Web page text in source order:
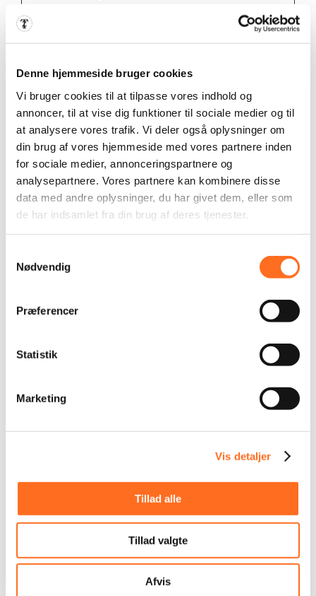
Denne hjemmeside bruger cookies
Vi bruger cookies til at tilpasse vores indhold og
annoncer, til at vise dig funktioner til sociale medier og til
at analysere vores trafik. Vi deler også oplysninger om
din brug af vores hjemmeside med vores partnere inden
for sociale medier, annonceringspartnere og
analysepartnere. Vores partnere kan kombinere disse
data med andre oplysninger, du har givet dem, eller som
de har indsamlet fra din brug af deres tjenester.
Nødvendig
Præferencer
Statistik
Marketing
Vis detaljer
Tillad alle
Tillad valgte
Afvis
værdifulde for udgivere og tredjeparts-annoncører.
Navn Udbyder Formål
__Secure-
ROLLOU
T_TOKEN
YouTube
Benyttes til
indsamling data
omhandlende
brugerens interaktion
med indlejret
indhold.
180
dage
__Secure-
YouTube
Gemmer brugerens
180
forskellige reklame-
tjenester, herunder
realtids-bud fra
tredjeparts-
LAST_RE
YouTube
Benyttes til
omhandlende
Session